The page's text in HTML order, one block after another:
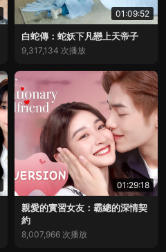
01:09:52
白蛇傳：蛇妖下凡戀上天帝子
9,317,134 次播放
01:29:18
親愛的實習女友：霸總的深情契
約
8,007,966 次播放